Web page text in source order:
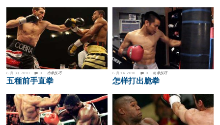
6 月 30, 2010 出拳技巧
0
五種前手直拳
6 月 14, 2010 出拳技巧
0
怎样打出脆拳